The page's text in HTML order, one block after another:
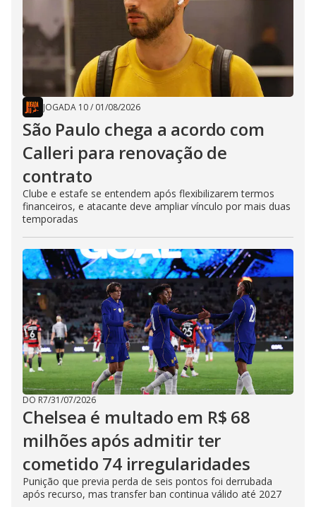
JOGADA 10/ 01/08/2026
São Paulo chega a acordo com
Calleri para renovação de
contrato
Clube e estafe se entendem após flexibilizarem termos
financeiros, e atacante deve ampliar vínculo por mais duas
temporadas
DO R7/31/07/2026
Chelsea é multado em R$ 68
milhões após admitir ter
cometido 74 irregularidades
Punição que previa perda de seis pontos foi derrubada
após recurso, mas transfer ban continua válido até 2027